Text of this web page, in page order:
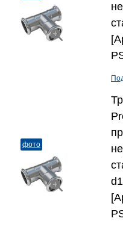
фото